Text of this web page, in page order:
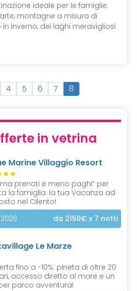
ideale per le famiglie.
montagne a misura di
inverno, dei laghi meravigliosi
4 5 6 7 8
c
r
e
t
in vetrina
Marine Villaggio Resort
prenoti e meno paghi” per
la famiglia: la tua Vacanza ad
nel Cilento!
da 2150€ x 7 notti
Le Marze
fino a -10%: pineta di oltre 20
accesso diretto al mare e un
parco avventura!